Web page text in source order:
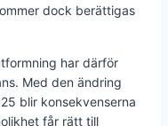
dock berättigas
har därför
Med den ändring
blir konsekvenserna
får rätt till